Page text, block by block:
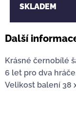
SKLADEM
Další
Krásné černobílé
6 let pro dva
Velikost balení 38